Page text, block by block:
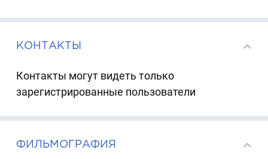
КОНТАКТЫ
Контакты могут видеть только
зарегистрированные пользователи
ФИЛЬМОГРАФИЯ